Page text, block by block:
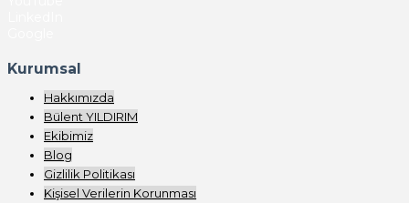
Kurumsal
Hakkımızda
Bülent YILDIRIM
Ekibimiz
Blog
Gizlilik Politikası
Kişisel Verilerin Korunması